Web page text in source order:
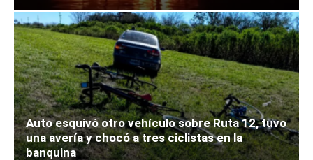
Auto esquivó otro vehículo sobre Ruta 12, tuvo
una avería y chocó a tres ciclistas en la
banquina